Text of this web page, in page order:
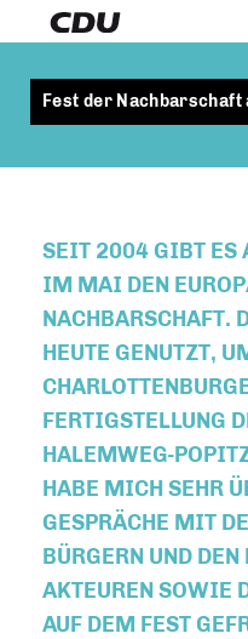
Fest der Nachbarschaft
SEIT 2004 GIBT ES
IM MAI DEN
NACHBARSCHAFT.
HEUTE GENUTZT,
FERTIGSTELLUNG
HALEMWEG-
HABE MICH SEHR
GESPRÄCHE MIT
BÜRGERN UND DEN
AKTEUREN SOWIE
AUF DEM FEST